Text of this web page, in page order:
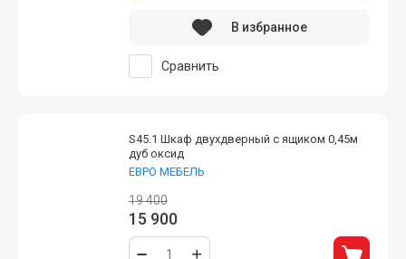
Сравнить
В избранное
S45.1 Шкаф двухдверный с ящиком 0,45м
дуб оксид
ЕВРО МЕБЕЛЬ
19 400
15 900